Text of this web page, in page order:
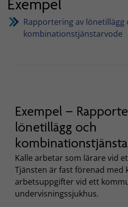
Exempel
Rapportering av lönetillägg
kombinationstjänstarvode
Exempel –
lönetillägg och
Kalle arbetar som lärare vid
Tjänsten är fast förenad med
arbetsuppgifter vid ett
undervisningssjukhus.